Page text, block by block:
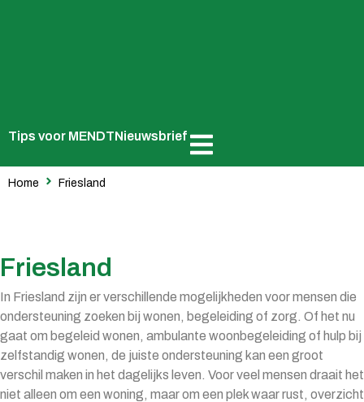
Tips voor MENDTNieuwsbrief
Home Friesland
Friesland
In Friesland zijn er verschillende mogelijkheden voor mensen die
ondersteuning zoeken bij wonen, begeleiding of zorg. Of het nu
gaat om begeleid wonen, ambulante woonbegeleiding of hulp bij
zelfstandig wonen, de juiste ondersteuning kan een groot
verschil maken in het dagelijks leven. Voor veel mensen draait het
niet alleen om een woning, maar om een plek waar rust, overzicht